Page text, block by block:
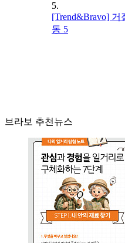
5.
[Trend&Bravo]
동 5
브라보 추천뉴스